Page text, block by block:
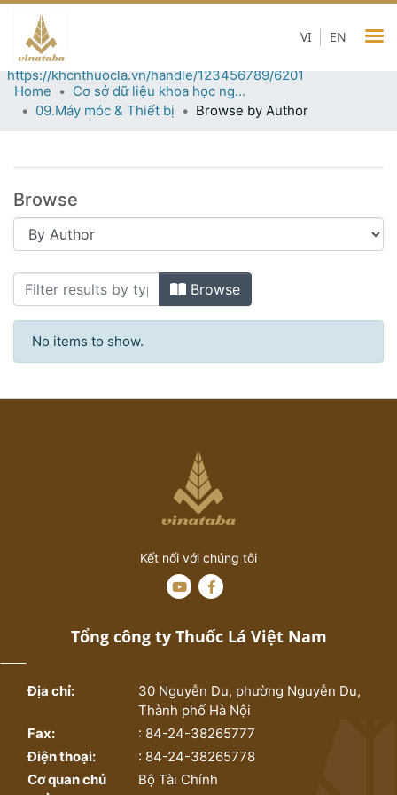
EN
VI
Home
Cơ sở dữ liệu khoa học ngành thuốc lá
09.Máy móc & Thiết bị
Browse by Author
09.Máy móc & Thiết bị
Permanent URI for this collection
https://khcnthuocla.vn/handle/123456789/6201
Browse
Browsing 09.Máy móc & Thiết bị by
Browse
No items to show.
Kết nối với chúng tôi
Tổng công ty Thuốc Lá Việt Nam
Địa chỉ:
30 Nguyễn Du, phường Nguyễn Du,
Thành phố Hà Nội
Fax:
: 84-24-38265777
Điện thoại:
: 84-24-38265778
Cơ quan chủ
Bộ Tài Chính